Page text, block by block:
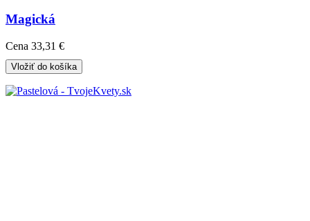
Magická
Cena 33,31 €
Vložiť do košíka